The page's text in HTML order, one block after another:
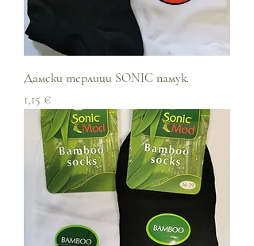
Дамски терлици SONIC памук.
Цена
1,15 €